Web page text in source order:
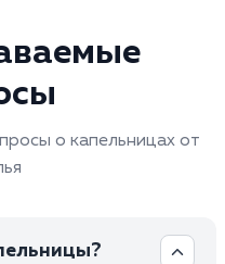
о капельницах от